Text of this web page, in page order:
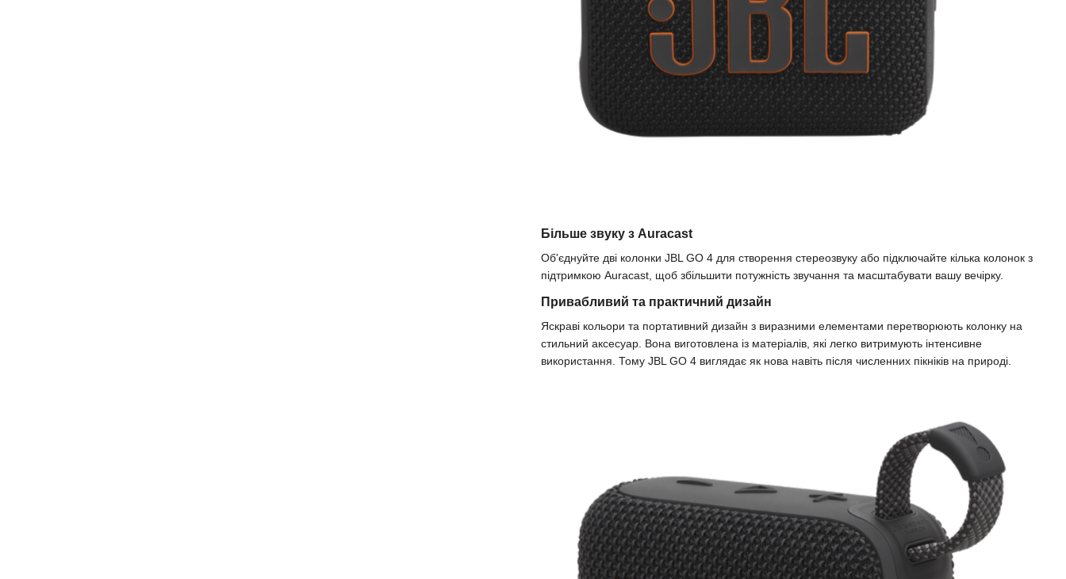
Більше звуку з Auracast
Об'єднуйте дві колонки JBL GO 4 для створення стереозвуку або підключайте кілька колонок з
підтримкою Auracast, щоб збільшити потужність звучання та масштабувати вашу вечірку.
Привабливий та практичний дизайн
Яскраві кольори та портативний дизайн з виразними елементами перетворюють колонку на
стильний аксесуар. Вона виготовлена ​​із матеріалів, які легко витримують інтенсивне
використання. Тому JBL GO 4 виглядає як нова навіть після численних пікніків на природі.